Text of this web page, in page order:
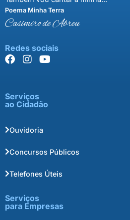
Poema Minha Terra
Casimiro de Abreu
Redes sociais
Serviços
ao Cidadão
Ouvidoria
Concursos Públicos
Telefones Úteis
Serviços
para Empresas